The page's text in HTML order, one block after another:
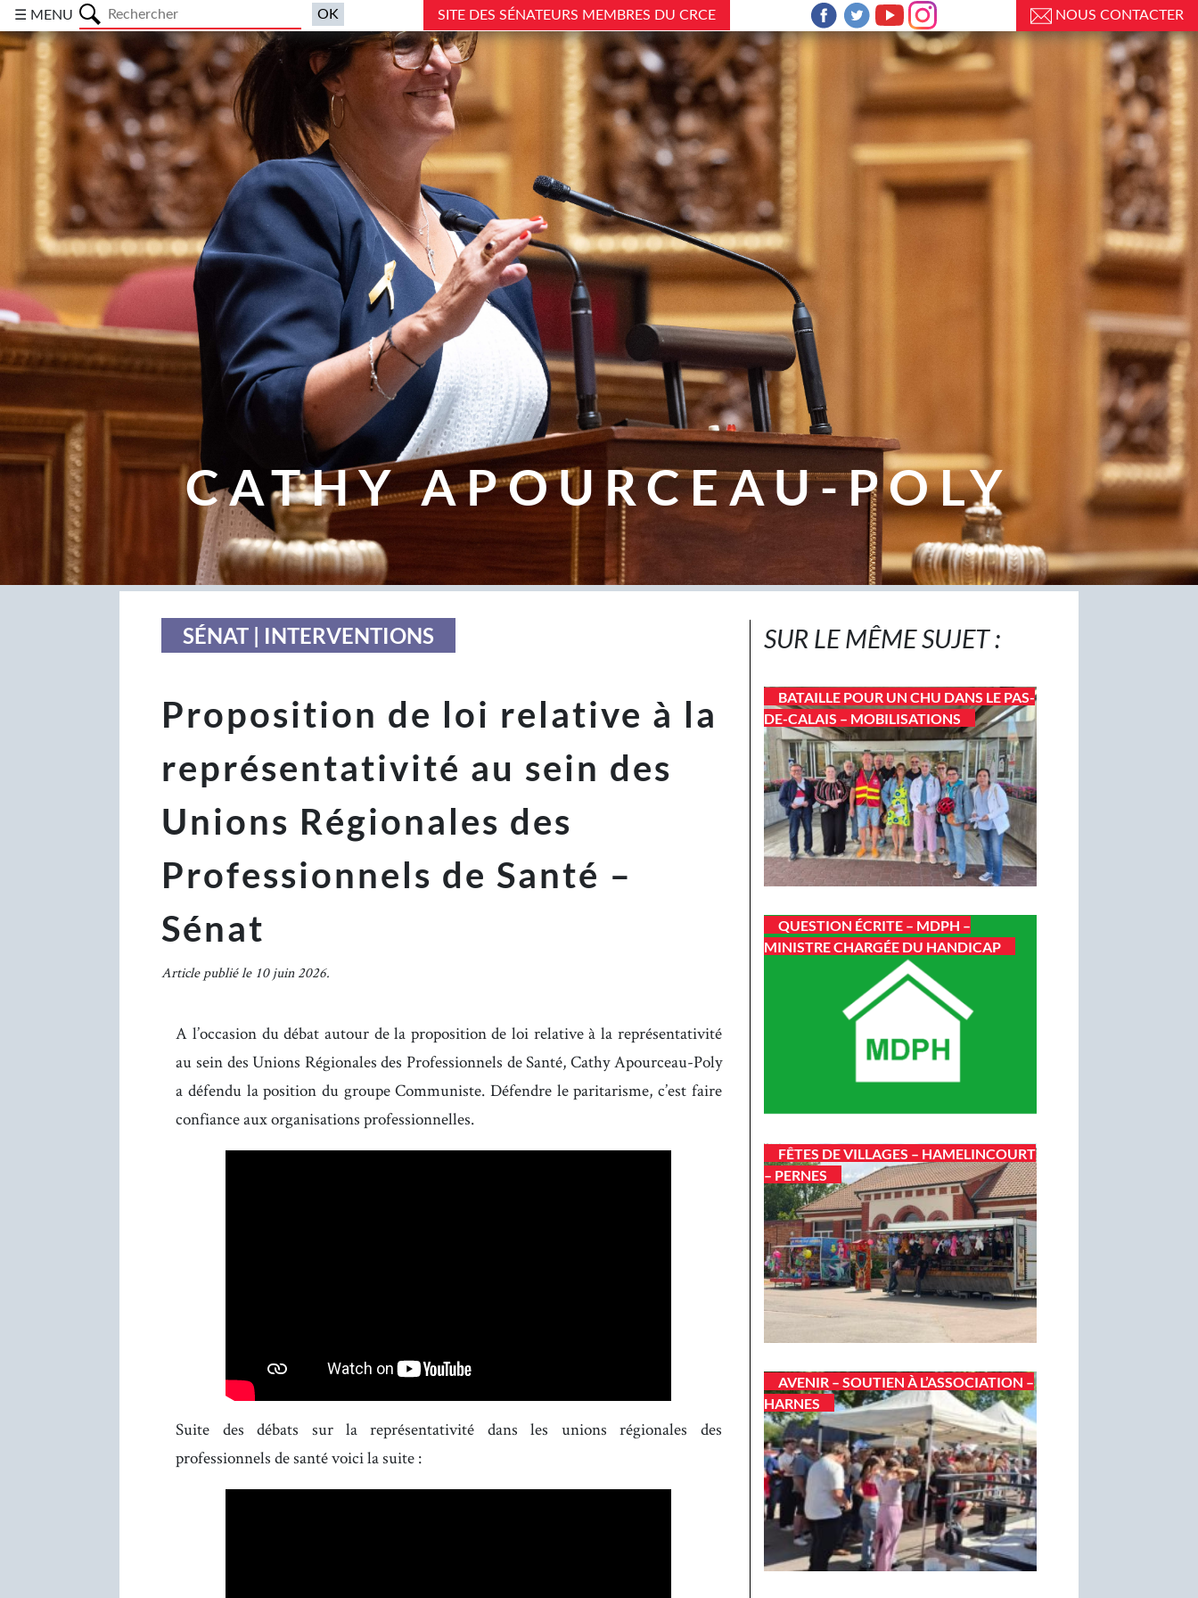
☰ MENU SITE DES SÉNATEURS MEMBRES DU CRCE NOUS CONTACTER
CATHY APOURCEAU-POLY
SÉNAT | INTERVENTIONS
Proposition de loi relative à la
représentativité au sein des
Unions Régionales des
Professionnels de Santé –
Sénat
Article publié le 10 juin 2026.
A l’occasion du débat autour de la proposition de loi relative à la représentativité
au sein des Unions Régionales des Professionnels de Santé, Cathy Apourceau-Poly
a défendu la position du groupe Communiste. Défendre le paritarisme, c’est faire
confiance aux organisations professionnelles.
Suite des débats sur la représentativité dans les unions régionales des
professionnels de santé voici la suite :
SUR LE MÊME SUJET :
BATAILLE POUR UN CHU DANS LE PAS-
DE-CALAIS – MOBILISATIONS
QUESTION ÉCRITE – MDPH –
MINISTRE CHARGÉE DU HANDICAP
FÊTES DE VILLAGES – HAMELINCOURT
– PERNES
AVENIR – SOUTIEN À L’ASSOCIATION –
HARNES